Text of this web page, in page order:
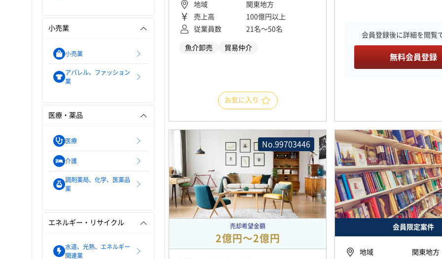
小売業
小売業
アパレル、ファッション
業
医療・薬品
医療
介護
調剤薬局、化学、医薬品
業
エネルギー・リサイクル
水道、光熱、エネルギー
関連業
地域
関東地方
売上高
100億円以上
従業員数
21名〜50名
魚介卸売 貿易仲介
お気に入り
会員登録後に詳細を閲覧
無料会員登録
No.99703446
売却希望金額
2億円〜2億円
会員限定案件
地域 関東地方